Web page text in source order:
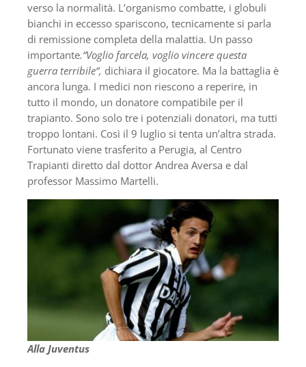
verso la normalità. L’organismo combatte, i globuli
bianchi in eccesso spariscono, tecnicamente si parla
di remissione completa della malattia. Un passo
importante.“Voglio farcela, voglio vincere questa
guerra terribile“, dichiara il giocatore. Ma la battaglia è
ancora lunga. I medici non riescono a reperire, in
tutto il mondo, un donatore compatibile per il
trapianto. Sono solo tre i potenziali donatori, ma tutti
troppo lontani. Così il 9 luglio si tenta un’altra strada.
Fortunato viene trasferito a Perugia, al Centro
Trapianti diretto dal dottor Andrea Aversa e dal
professor Massimo Martelli.
Alla Juventus